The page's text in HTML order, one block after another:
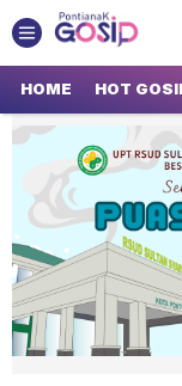
GOSIP
Tempatnya
HOME HOT